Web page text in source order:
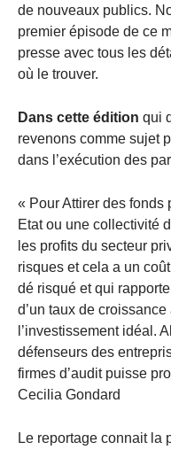
de nouveaux publics.
premier épisode de ce
presse avec tous les
où le trouver.
Dans cette édition qui
revenons comme sujet
dans l’exécution des
« Pour Attirer des fonds
Etat ou une collectivité
les profits du secteur
risques et cela a un
dé risqué et qui
d’un taux de croissance
l’investissement idéal.
défenseurs des
firmes d’audit puisse
Cecilia Gondard
Le reportage connait la